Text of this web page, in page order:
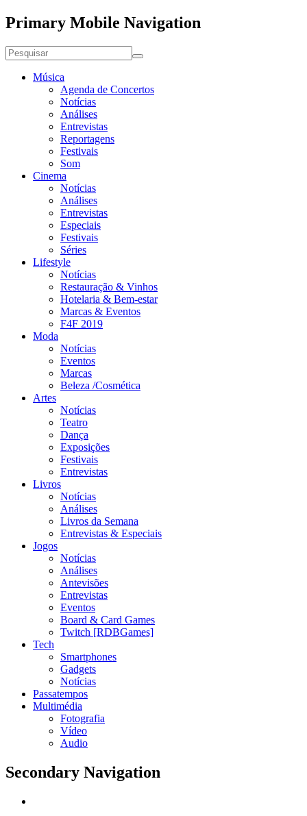
Primary Mobile Navigation
Música
Agenda de Concertos
Notícias
Análises
Entrevistas
Reportagens
Festivais
Som
Cinema
Notícias
Análises
Entrevistas
Especiais
Festivais
Séries
Lifestyle
Notícias
Restauração & Vinhos
Hotelaria & Bem-estar
Marcas & Eventos
F4F 2019
Moda
Notícias
Eventos
Marcas
Beleza /Cosmética
Artes
Notícias
Teatro
Dança
Exposições
Festivais
Entrevistas
Livros
Notícias
Análises
Livros da Semana
Entrevistas & Especiais
Jogos
Notícias
Análises
Antevisões
Entrevistas
Eventos
Board & Card Games
Twitch [RDBGames]
Tech
Smartphones
Gadgets
Notícias
Passatempos
Multimédia
Fotografia
Vídeo
Audio
Secondary Navigation